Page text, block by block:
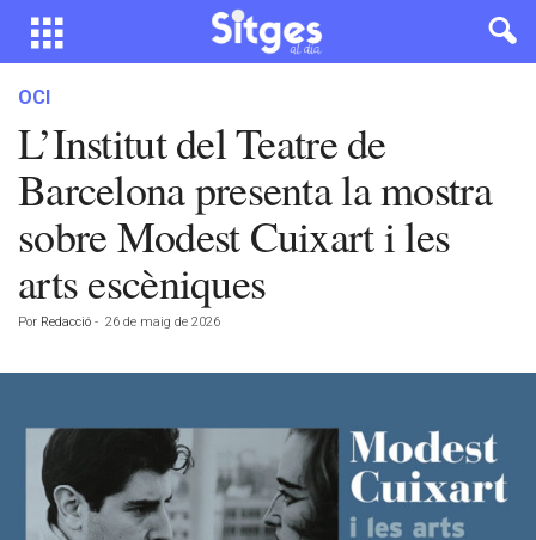
OCI
L’Institut del Teatre de
Barcelona presenta la mostra
sobre Modest Cuixart i les
arts escèniques
Por Redacció - 26 de maig de 2026